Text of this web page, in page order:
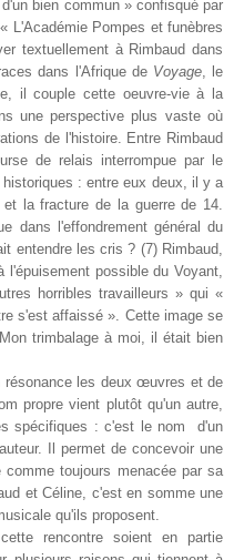
bien commun » confisqué par
L'Académie Pompes et funèbres
textuellement à Rimbaud dans
dans l'Afrique de Voyage, le
il couple cette oeuvre-vie à la
une perspective plus vaste où
de l'histoire. Entre Rimbaud
de relais interrompue par le
: entre eux deux, il y a
la fracture de la guerre de 14.
dans l'effondrement général du
entendre les cris ? (7) Rimbaud,
l'épuisement possible du Voyant,
horribles travailleurs » qui «
s'est affaissé ». Cette image se
trimbalage à moi, il était bien
résonance les deux œuvres et de
propre vient plutôt qu'un autre,
spécifiques : c'est le nom d'un
Il permet de concevoir une
toujours menacée par sa
et Céline, c'est en somme une
qu'ils proposent.
rencontre soient en partie